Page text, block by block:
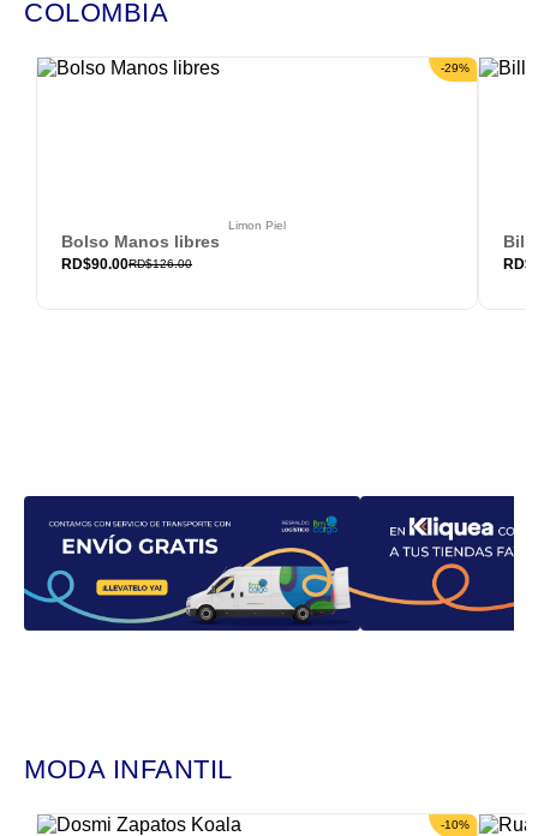
COLOMBIA
-29%
Limon Piel
Bolso Manos libres
RD$90.00RD$126.00 RD$
MODA INFANTIL
-10%